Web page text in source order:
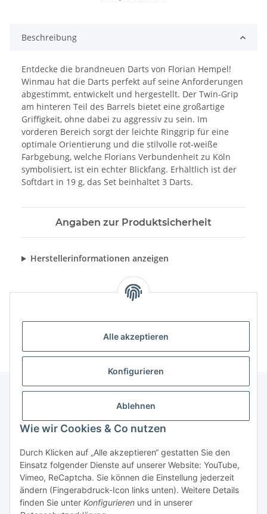
Alle akzeptieren
Konfigurieren
Ablehnen
Wie wir Cookies & Co nutzen
Durch Klicken auf „Alle akzeptieren“ gestatten Sie den
Einsatz folgender Dienste auf unserer Website: YouTube,
Vimeo, ReCaptcha. Sie können die Einstellung jederzeit
ändern (Fingerabdruck-Icon links unten). Weitere Details
finden Sie unter Konfigurieren und in unserer
Beschreibung
Entdecke die brandneuen Darts von Florian Hempel!
Winmau hat die Darts perfekt auf seine Anforderungen
abgestimmt, entwickelt und hergestellt. Der Twin-Grip
am hinteren Teil des Barrels bietet eine großartige
Griffigkeit, ohne dabei zu aggressiv zu sein. Im
vorderen Bereich sorgt der leichte Ringgrip für eine
optimale Orientierung und die stilvolle rot-weiße
Farbgebung, welche Florians Verbundenheit zu Köln
symbolisiert, ist ein echter Blickfang. Erhältlich ist der
Softdart in 19 g, das Set beinhaltet 3 Darts.
Angaben zur Produktsicherheit
Herstellerinformationen anzeigen
Gesetzliche Informationen
Vertrag widerrufen